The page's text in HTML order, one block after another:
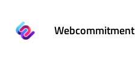
Webcommitment